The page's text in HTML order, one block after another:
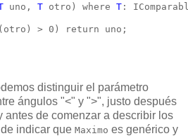
uno, T otro) where T :
> 0) return uno;
distinguir el parámetro
ángulos "<" y ">", justo después
antes de comenzar a describir los
indicar que Maximo es genérico y